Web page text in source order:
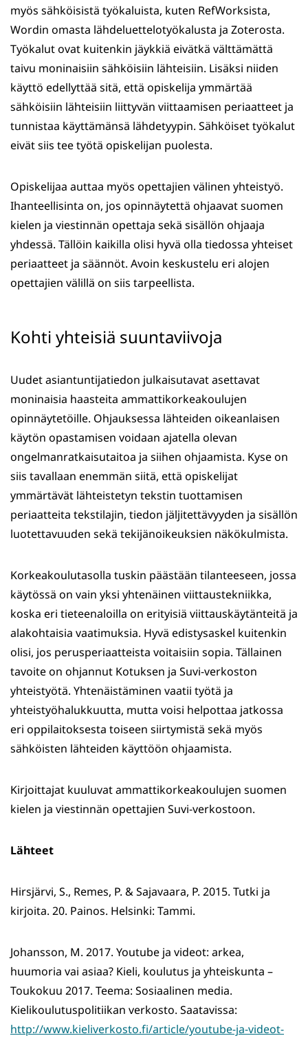
myös sähköisistä työkaluista, kuten RefWorksista,
Wordin omasta lähdeluettelotyökalusta ja Zoterosta.
Työkalut ovat kuitenkin jäykkiä eivätkä välttämättä
taivu moninaisiin sähköisiin lähteisiin. Lisäksi niiden
käyttö edellyttää sitä, että opiskelija ymmärtää
sähköisiin lähteisiin liittyvän viittaamisen periaatteet ja
tunnistaa käyttämänsä lähdetyypin. Sähköiset työkalut
eivät siis tee työtä opiskelijan puolesta.
Opiskelijaa auttaa myös opettajien välinen yhteistyö.
Ihanteellisinta on, jos opinnäytettä ohjaavat suomen
kielen ja viestinnän opettaja sekä sisällön ohjaaja
yhdessä. Tällöin kaikilla olisi hyvä olla tiedossa yhteiset
periaatteet ja säännöt. Avoin keskustelu eri alojen
opettajien välillä on siis tarpeellista.
Kohti yhteisiä suuntaviivoja
Uudet asiantuntijatiedon julkaisutavat asettavat
moninaisia haasteita ammattikorkeakoulujen
opinnäytetöille. Ohjauksessa lähteiden oikeanlaisen
käytön opastamisen voidaan ajatella olevan
ongelmanratkaisutaitoa ja siihen ohjaamista. Kyse on
siis tavallaan enemmän siitä, että opiskelijat
ymmärtävät lähteistetyn tekstin tuottamisen
periaatteita tekstilajin, tiedon jäljitettävyyden ja sisällön
luotettavuuden sekä tekijänoikeuksien näkökulmista.
Korkeakoulutasolla tuskin päästään tilanteeseen, jossa
käytössä on vain yksi yhtenäinen viittaustekniikka,
koska eri tieteenaloilla on erityisiä viittauskäytänteitä ja
alakohtaisia vaatimuksia. Hyvä edistysaskel kuitenkin
olisi, jos perusperiaatteista voitaisiin sopia. Tällainen
tavoite on ohjannut Kotuksen ja Suvi-verkoston
yhteistyötä. Yhtenäistäminen vaatii työtä ja
yhteistyöhalukkuutta, mutta voisi helpottaa jatkossa
eri oppilaitoksesta toiseen siirtymistä sekä myös
sähköisten lähteiden käyttöön ohjaamista.
Kirjoittajat kuuluvat ammattikorkeakoulujen suomen
kielen ja viestinnän opettajien Suvi-verkostoon.
Lähteet
Hirsjärvi, S., Remes, P. & Sajavaara, P. 2015. Tutki ja
kirjoita. 20. Painos. Helsinki: Tammi.
Johansson, M. 2017. Youtube ja videot: arkea,
huumoria vai asiaa? Kieli, koulutus ja yhteiskunta –
Toukokuu 2017. Teema: Sosiaalinen media.
Kielikoulutuspolitiikan verkosto. Saatavissa:
http://www.kieliverkosto.fi/article/youtube-ja-videot-